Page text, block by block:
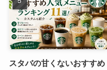
スタバの甘くないおすすめ